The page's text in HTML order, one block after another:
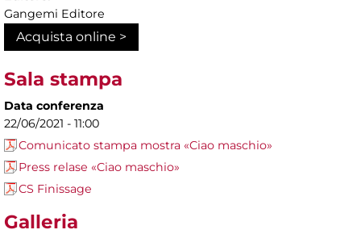
Gangemi Editore
Acquista online >
Sala stampa
Data conferenza
22/06/2021 - 11:00
Comunicato stampa mostra «Ciao maschio»
Press relase «Ciao maschio»
CS Finissage
Galleria